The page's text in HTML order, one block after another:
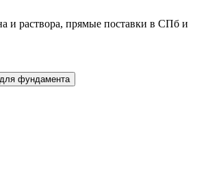
и раствора, прямые поставки в СПб и
бетона для фундамента